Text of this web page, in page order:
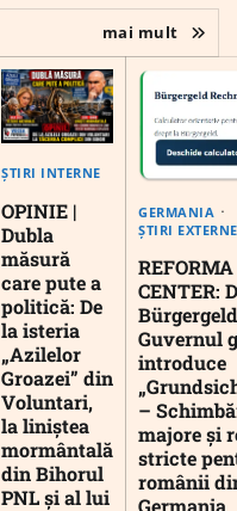
mai mult
ȘTIRI INTERNE
OPINIE |
Dubla
măsură
care pute a
politică: De
la isteria
„Azilelor
Groazei” din
Voluntari,
la liniștea
mormântală
din Bihorul
PNL și al lui
GERMANIA
ȘTIRI EXTERNE
CENTER:
Guvernul
introduce
–
majore și
stricte
românii
Germania